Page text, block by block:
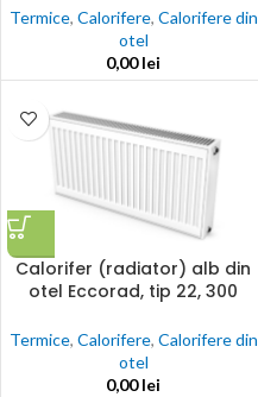
incluse
Termice, Calorifere, Calorifere din
otel
0,00lei
Calorifer (radiator) alb din
otel Eccorad, tip 22, 300
incluse
Termice, Calorifere, Calorifere din
otel
0,00lei